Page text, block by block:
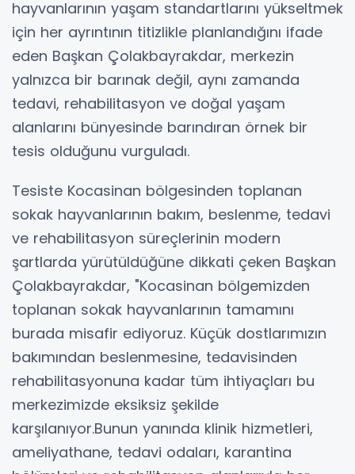
hayvanlarının yaşam standartlarını yükseltmek
için her ayrıntının titizlikle planlandığını ifade
eden Başkan Çolakbayrakdar, merkezin
yalnızca bir barınak değil, aynı zamanda
tedavi, rehabilitasyon ve doğal yaşam
alanlarını bünyesinde barındıran örnek bir
tesis olduğunu vurguladı.
Tesiste Kocasinan bölgesinden toplanan
sokak hayvanlarının bakım, beslenme, tedavi
ve rehabilitasyon süreçlerinin modern
şartlarda yürütüldüğüne dikkati çeken Başkan
Çolakbayrakdar, "Kocasinan bölgemizden
toplanan sokak hayvanlarının tamamını
burada misafir ediyoruz. Küçük dostlarımızın
bakımından beslenmesine, tedavisinden
rehabilitasyonuna kadar tüm ihtiyaçları bu
merkezimizde eksiksiz şekilde
karşılanıyor.Bunun yanında klinik hizmetleri,
ameliyathane, tedavi odaları, karantina